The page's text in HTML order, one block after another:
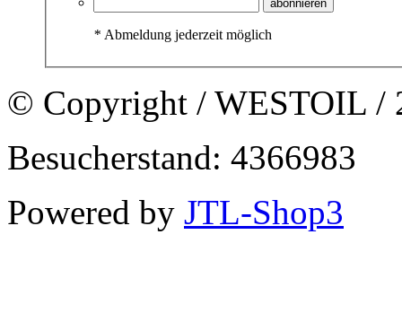
abonnieren
* Abmeldung jederzeit möglich
© Copyright / WESTOIL /
Besucherstand: 4366983
Powered by JTL-Shop3